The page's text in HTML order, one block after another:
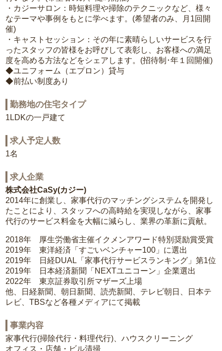
・カジーサロン：時短料理や掃除のテクニックなど、様々
なテーマや事例をもとに学べます。(希望者のみ、月1回開
催)
・キャストセッション：その年に素晴らしいサービスを行
ったスタッフの皆様をお呼びして表彰し、お客様への満足
度を高める方法などをシェアします。(招待制･年１回開催)
◆ユニフォーム（エプロン）貸与
◆前払い制度あり
勤務地の住宅タイプ
1LDKの一戸建て
求人予定人数
1名
求人企業
株式会社CaSy(カジー)
2014年に創業し、家事代行のマッチングシステムを開発し
たことにより、スタッフへの高時給を実現しながら、家事
代行のサービス料金を大幅に減らし、業界の革新に貢献。
2018年 厚生労働省主催イクメンアワード特別奨励賞受賞
2019年 東洋経済「すごいベンチャー100」に選出
2019年 日経DUAL「家事代行サービスランキング」第1位
2019年 日本経済新聞「NEXTユニコーン」企業選出
2022年 東京証券取引所マザーズ上場
他、日経新聞、朝日新聞、読売新聞、テレビ朝日、日本テ
レビ、TBSなど各種メディアにて掲載
事業内容
家事代行(掃除代行・料理代行)、ハウスクリーニング
オフィス・店舗・ビル清掃